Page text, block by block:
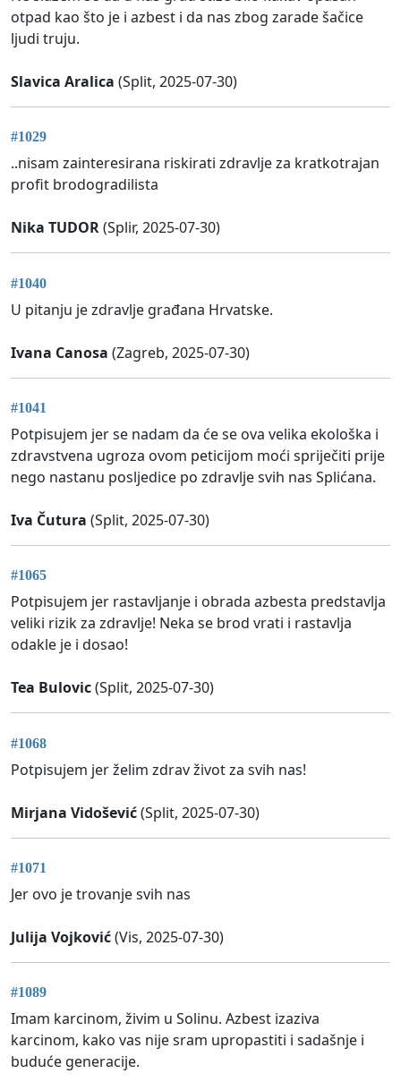
otpad kao što je i azbest i da nas zbog zarade šačice
ljudi truju.
Slavica Aralica (Split, 2025-07-30)
#1029
..nisam zainteresirana riskirati zdravlje za kratkotrajan
profit brodogradilista
Nika TUDOR(Splir, 2025-07-30)
#1040
U pitanju je zdravlje građana Hrvatske.
Ivana Canosa (Zagreb, 2025-07-30)
#1041
Potpisujem jer se nadam da će se ova velika ekološka i
zdravstvena ugroza ovom peticijom moći spriječiti prije
nego nastanu posljedice po zdravlje svih nas Splićana.
Iva Čutura (Split, 2025-07-30)
#1065
Potpisujem jer rastavljanje i obrada azbesta predstavlja
veliki rizik za zdravlje! Neka se brod vrati i rastavlja
odakle je i dosao!
Tea Bulovic(Split, 2025-07-30)
#1068
Potpisujem jer želim zdrav život za svih nas!
Mirjana Vidošević(Split, 2025-07-30)
#1071
Jer ovo je trovanje svih nas
Julija Vojković(Vis, 2025-07-30)
#1089
Imam karcinom, živim u Solinu. Azbest izaziva
karcinom, kako vas nije sram upropastiti i sadašnje i
buduće generacije.